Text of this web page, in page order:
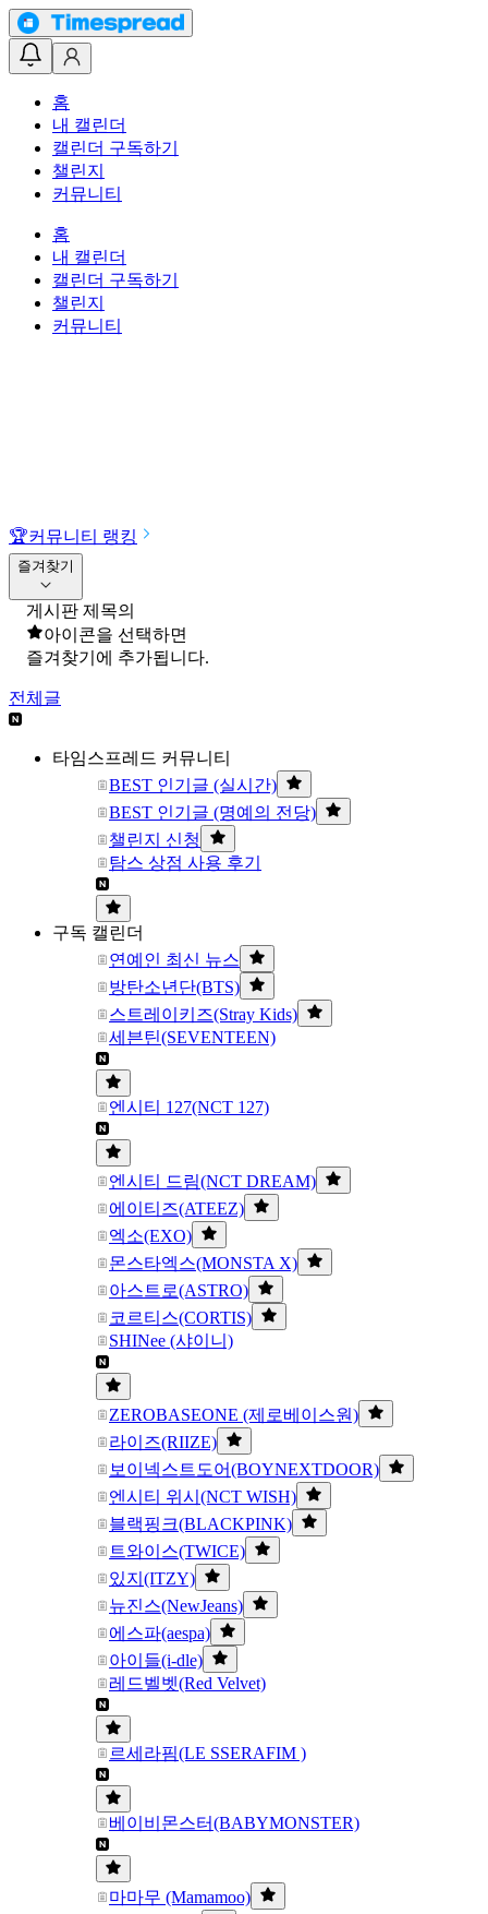
홈
내 캘린더
캘린더 구독하기
챌린지
커뮤니티
홈
내 캘린더
캘린더 구독하기
챌린지
커뮤니티
🏆커뮤니티 랭킹
즐겨찾기
게시판 제목의
아이콘을 선택하면
즐겨찾기에 추가됩니다.
전체글
타임스프레드 커뮤니티
BEST 인기글 (실시간)
BEST 인기글 (명예의 전당)
챌린지 신청
탐스 상점 사용 후기
구독 캘린더
연예인 최신 뉴스
방탄소년단(BTS)
스트레이키즈(Stray Kids)
세븐틴(SEVENTEEN)
엔시티 127(NCT 127)
엔시티 드림(NCT DREAM)
에이티즈(ATEEZ)
엑소(EXO)
몬스타엑스(MONSTA X)
아스트로(ASTRO)
코르티스(CORTIS)
SHINee (샤이니)
ZEROBASEONE (제로베이스원)
라이즈(RIIZE)
보이넥스트도어(BOYNEXTDOOR)
엔시티 위시(NCT WISH)
블랙핑크(BLACKPINK)
트와이스(TWICE)
있지(ITZY)
뉴진스(NewJeans)
에스파(aespa)
아이들(i-dle)
레드벨벳(Red Velvet)
르세라핌(LE SSERAFIM )
베이비몬스터(BABYMONSTER)
마마무 (Mamamoo)